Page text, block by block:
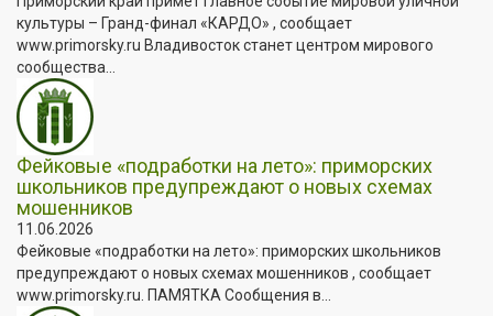
культуры – Гранд-финал «КАРДО» , сообщает
www.primorsky.ru Владивосток станет центром мирового
сообщества...
Фейковые «подработки на лето»: приморских
школьников предупреждают о новых схемах
мошенников
11.06.2026
Фейковые «подработки на лето»: приморских школьников
предупреждают о новых схемах мошенников , сообщает
www.primorsky.ru. ПАМЯТКА Сообщения в...